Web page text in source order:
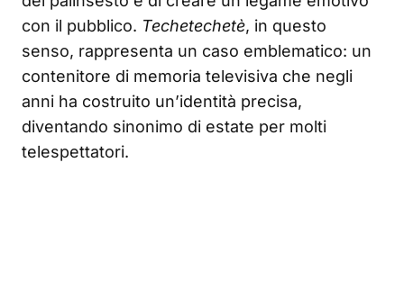
con il pubblico. Techetechetè, in questo
senso, rappresenta un caso emblematico: un
contenitore di memoria televisiva che negli
anni ha costruito un’identità precisa,
diventando sinonimo di estate per molti
telespettatori.